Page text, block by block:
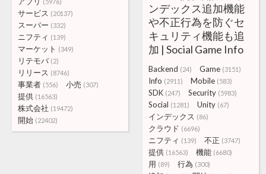
サービス (20137)
スーパー (332)
ニフティ (139)
マーケット (349)
リテモバ (2)
リリース (8746)
事業者 (556) 小売 (307)
提供 (16563)
株式会社 (19472)
開始 (22402)
ンデックス追加機能
や不正行為を防ぐセ
キュリティ機能も追
加 | Social Game Info
Backend (24) Game (3151)
Info (2911) Mobile (583)
SDK (247) Security (5983)
Social (1281) Unity (67)
インデックス (86)
クラウド (6696)
ニフティ (139) 不正 (3747)
提供 (16563) 機能 (6680)
用 (89) 行為 (300)